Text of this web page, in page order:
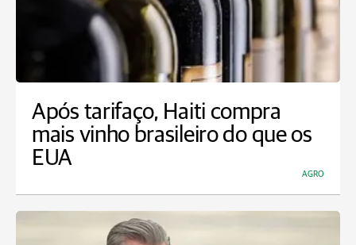
Após tarifaço, Haiti compra
mais vinho brasileiro do que os
EUA
AGRO